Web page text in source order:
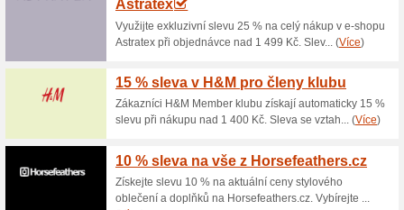
další nákup.
Vasky - sleva 500
50% fungovalo Kupón